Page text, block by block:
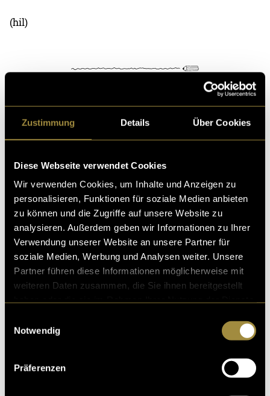
Zustimmung Details Über Cookies
Diese Webseite verwendet Cookies
Wir verwenden Cookies, um Inhalte und Anzeigen zu
personalisieren, Funktionen für soziale Medien anbieten
zu können und die Zugriffe auf unsere Website zu
analysieren. Außerdem geben wir Informationen zu Ihrer
Verwendung unserer Website an unsere Partner für
soziale Medien, Werbung und Analysen weiter. Unsere
Partner führen diese Informationen möglicherweise mit
weiteren Daten zusammen, die Sie ihnen bereitgestellt
Notwendig
Präferenzen
(hil)
Ähnliche Artikel